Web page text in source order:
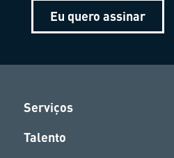
Eu quero assinar
Serviços
Talento